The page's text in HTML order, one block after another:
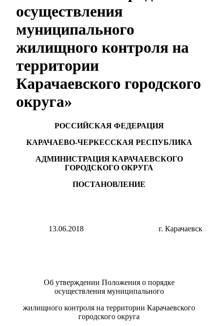
осуществления
муниципального
жилищного контроля на
территории
Карачаевского городского
округа»
РОССИЙСКАЯ ФЕДЕРАЦИЯ
КАРАЧАЕВО-ЧЕРКЕССКАЯ РЕСПУБЛИКА
АДМИНИСТРАЦИЯ КАРАЧАЕВСКОГО
ГОРОДСКОГО ОКРУГА
ПОСТАНОВЛЕНИЕ
13.06.2018 г. Карачаевск
Об утверждении Положения о порядке
осуществления муниципального
жилищного контроля на территории Карачаевского
городского округа